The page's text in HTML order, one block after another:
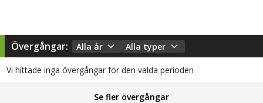
Övergångar: Alla år Alla typer
Vi hittade inga övergångar för den valda perioden
Se fler övergångar